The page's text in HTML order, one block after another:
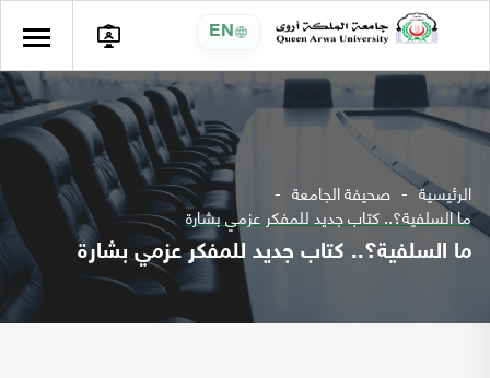
EN
الرئيسية صحيفة الجامعة
ما السلفية؟.. كتاب جديد للمفكر عزمي بشارة
ما السلفية؟.. كتاب جديد للمفكر عزمي بشارة